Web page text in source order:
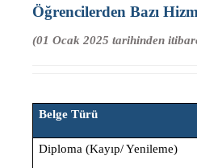
Öğrencilerden Bazı
(01 Ocak 2025 tarihinden
Belge Türü
Diploma (Kayıp/ Yenileme)